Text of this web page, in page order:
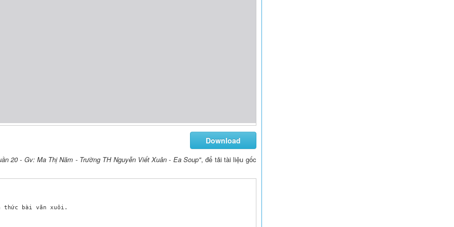
Download
20 - Gv: Ma Thị Năm - Trường TH Nguyễn Viết Xuân - Ea Soup", để tải tài liệu gốc